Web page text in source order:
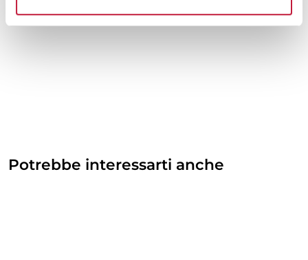
Potrebbe interessarti anche